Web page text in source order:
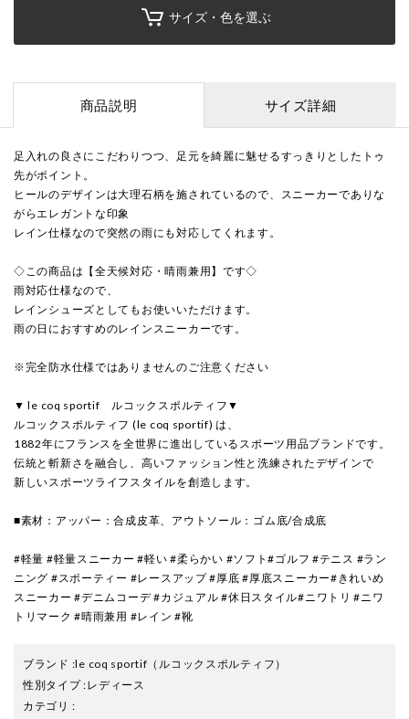
サイズ・色を選ぶ
商品説明 サイズ詳細
足入れの良さにこだわりつつ、足元を綺麗に魅せるすっきりとしたトゥ
先がポイント。
ヒールのデザインは大理石柄を施されているので、スニーカーでありな
がらエレガントな印象
レイン仕様なので突然の雨にも対応してくれます。
◇この商品は【全天候対応・晴雨兼用】です◇
雨対応仕様なので、
レインシューズとしてもお使いいただけます。
雨の日におすすめのレインスニーカーです。
※完全防水仕様ではありませんのご注意ください
▼ le coq sportif ルコックスポルティフ▼
ルコックスポルティフ (le coq sportif) は、
1882年にフランスを全世界に進出しているスポーツ用品ブランドです。
伝統と斬新さを融合し、高いファッション性と洗練されたデザインで
新しいスポーツライフスタイルを創造します。
■素材：アッパー：合成皮革、アウトソール：ゴム底/合成底
#軽量 #軽量スニーカー #軽い #柔らかい #ソフト#ゴルフ #テニス #ラン
ニング #スポーティー #レースアップ #厚底 #厚底スニーカー#きれいめ
スニーカー #デニムコーデ #カジュアル #休日スタイル#ニワトリ #ニワ
トリマーク #晴雨兼用 #レイン #靴
ブランド :le coq sportif （ルコックスポルティフ）
性別タイプ:レディース
カテゴリ :